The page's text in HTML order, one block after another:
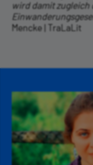
wird damit zugleich
Mencke | TraLaLit